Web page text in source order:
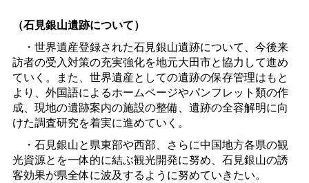
（石見銀山遺跡について）
・世界遺産登録された石見銀山遺跡について、今後来
訪者の受入対策の充実強化を地元大田市と協力して進め
ていく。また、世界遺産としての遺跡の保存管理はもと
より、外国語によるホームページやパンフレット類の作
成、現地の遺跡案内の施設の整備、遺跡の全容解明に向
けた調査研究を着実に進めていく。
・石見銀山と県東部や西部、さらに中国地方各県の観
光資源とを一体的に結ぶ観光開発に努め、石見銀山の誘
客効果が県全体に波及するように努めていきたい。